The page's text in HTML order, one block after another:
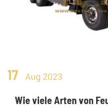
17 Aug 2023
Wie viele Arten von